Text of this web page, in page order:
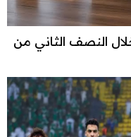
النصف الثاني من